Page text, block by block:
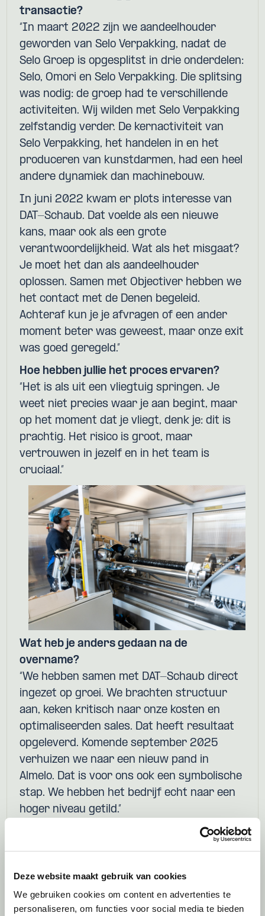
Deze website maakt gebruik van cookies
We gebruiken cookies om content en advertenties te
personaliseren, om functies voor social media te bieden
transactie?
“In maart 2022 zijn we aandeelhouder
geworden van Selo Verpakking, nadat de
Selo Groep is opgesplitst in drie onderdelen:
Selo, Omori en Selo Verpakking. Die splitsing
was nodig: de groep had te verschillende
activiteiten. Wij wilden met Selo Verpakking
zelfstandig verder. De kernactiviteit van
Selo Verpakking, het handelen in en het
produceren van kunstdarmen, had een heel
andere dynamiek dan machinebouw.
In juni 2022 kwam er plots interesse van
DAT-Schaub. Dat voelde als een nieuwe
kans, maar ook als een grote
verantwoordelijkheid. Wat als het misgaat?
Je moet het dan als aandeelhouder
oplossen. Samen met Objectiver hebben we
het contact met de Denen begeleid.
Achteraf kun je je afvragen of een ander
moment beter was geweest, maar onze exit
was goed geregeld.”
Hoe hebben jullie het proces ervaren?
“Het is als uit een vliegtuig springen. Je
weet niet precies waar je aan begint, maar
op het moment dat je vliegt, denk je: dit is
prachtig. Het risico is groot, maar
vertrouwen in jezelf en in het team is
cruciaal.”
Wat heb je anders gedaan na de
overname?
“We hebben samen met DAT-Schaub direct
ingezet op groei. We brachten structuur
aan, keken kritisch naar onze kosten en
optimaliseerden sales. Dat heeft resultaat
opgeleverd. Komende september 2025
verhuizen we naar een nieuw pand in
Almelo. Dat is voor ons ook een symbolische
stap. We hebben het bedrijf echt naar een
hoger niveau getild.”
Ben je van huis uit een echte ondernemer?
“Ik ben ooit begonnen als accountmanager,
kunstdarmen. Ik kom uit een
ondernemersgezin, maar dat betekent niet